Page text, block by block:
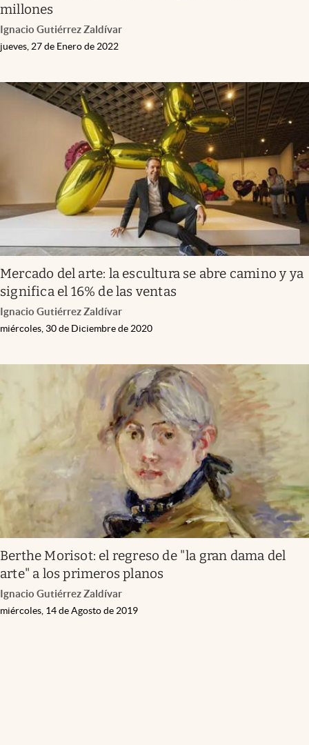
millones
Ignacio Gutiérrez Zaldívar
jueves, 27 de Enero de 2022
Mercado del arte: la escultura se abre camino y ya
significa el 16% de las ventas
Ignacio Gutiérrez Zaldívar
miércoles, 30 de Diciembre de 2020
Berthe Morisot: el regreso de "la gran dama del
arte" a los primeros planos
Ignacio Gutiérrez Zaldívar
miércoles, 14 de Agosto de 2019